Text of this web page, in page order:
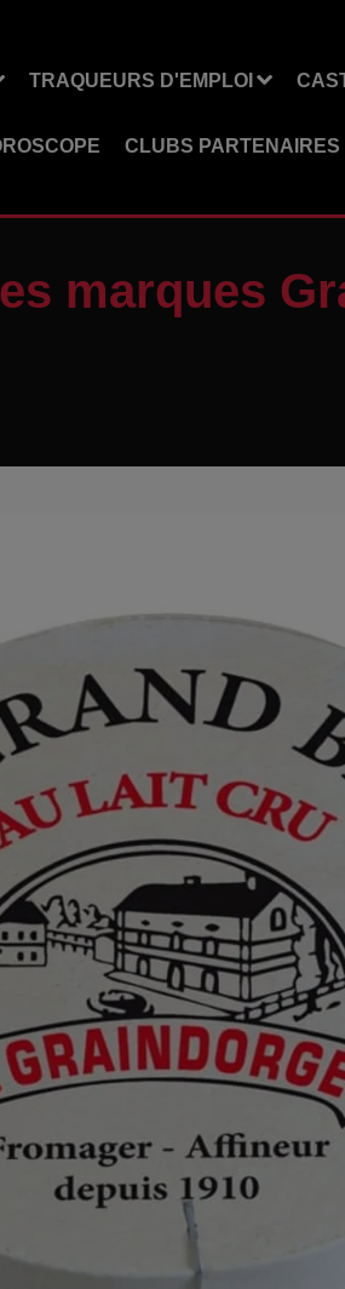
TRAQUEURS D'EMPLOI
CLUBS PARTENAIRES
marques